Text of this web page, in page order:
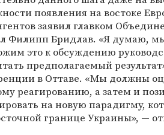
появления на востоке
заявил главком
Филипп Бридлав. «Я думаю,
это к обсуждению
предполагаемый
в Оттаве. «Мы должны
реагированию, а затем и
на новую парадигму,
границе Украины», —